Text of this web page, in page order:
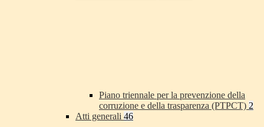
Piano triennale per la prevenzione della
corruzione e della trasparenza (PTPCT) 2
Atti generali 46